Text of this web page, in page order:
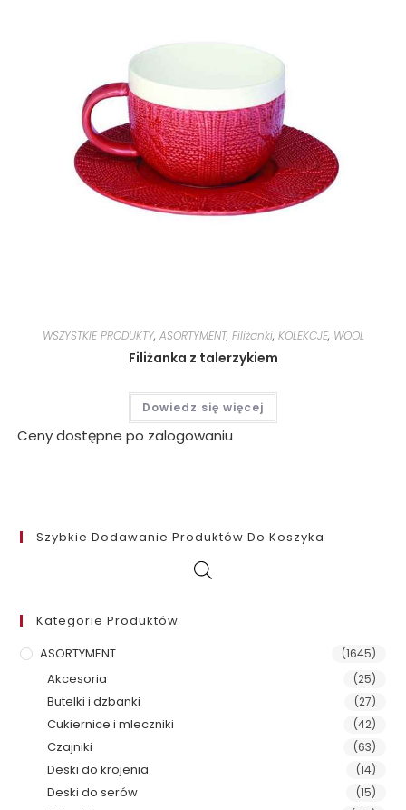
WSZYSTKIE PRODUKTY, ASORTYMENT, Filiżanki, KOLEKCJE, WOOL
Filiżanka z talerzykiem
Dowiedz się więcej
Ceny dostępne po zalogowaniu
Szybkie Dodawanie Produktów Do Koszyka
Kategorie Produktów
ASORTYMENT
(1645)
Akcesoria (25)
Butelki i dzbanki (27)
Cukiernice i mleczniki (42)
Czajniki (63)
Deski do krojenia (14)
Deski do serów (15)